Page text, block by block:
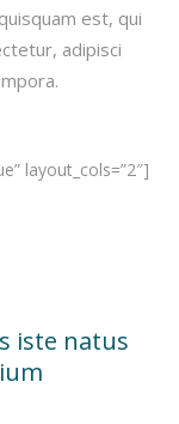
est, qui
adipisci
layout_cols=”2″]
iste natus